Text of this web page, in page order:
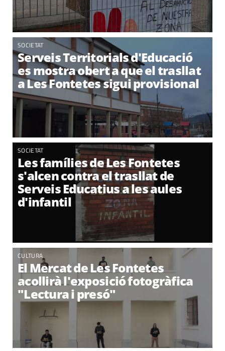
SOCIETAT
Serveis Territorials d'Educació
es mostra obert a que el trasllat
a Les Fontetes sigui provisional
SOCIETAT
Les famílies de Les Fontetes
s'alcen contra el trasllat de
Serveis Educatius a les aules
d'infantil
CULTURA
El Mercat de Les Fontetes
acollirà l'exposició fotogràfica
"Lectura i presó"